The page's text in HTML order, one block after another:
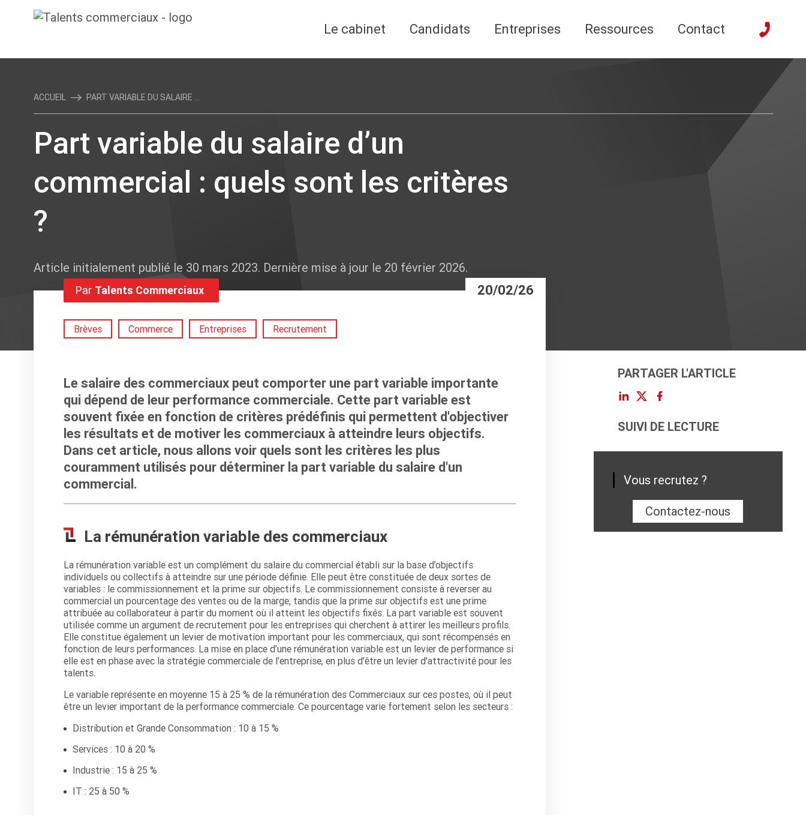
Le cabinet Candidats Entreprises Ressources Contact
ACCUEIL PART VARIABLE DU SALAIRE ...
Part variable du salaire d’un
commercial : quels sont les critères
?
Article initialement publié le 30 mars 2023. Dernière mise à jour le 20 février 2026.
20/02/26
Par Talents Commerciaux
Brèves Commerce Entreprises Recrutement
Le salaire des commerciaux peut comporter une part variable importante
qui dépend de leur performance commerciale. Cette part variable est
souvent fixée en fonction de critères prédéfinis qui permettent d'objectiver
les résultats et de motiver les commerciaux à atteindre leurs objectifs.
Dans cet article, nous allons voir quels sont les critères les plus
couramment utilisés pour déterminer la part variable du salaire d'un
commercial.
La rémunération variable des commerciaux
La rémunération variable est un complément du salaire du commercial établi sur la base d’objectifs
individuels ou collectifs à atteindre sur une période définie. Elle peut être constituée de deux sortes de
variables : le commissionnement et la prime sur objectifs. Le commissionnement consiste à reverser au
commercial un pourcentage des ventes ou de la marge, tandis que la prime sur objectifs est une prime
attribuée au collaborateur à partir du moment où il atteint les objectifs fixés. La part variable est souvent
utilisée comme un argument de recrutement pour les entreprises qui cherchent à attirer les meilleurs profils.
Elle constitue également un levier de motivation important pour les commerciaux, qui sont récompensés en
fonction de leurs performances. La mise en place d’une rémunération variable est un levier de performance si
elle est en phase avec la stratégie commerciale de l’entreprise, en plus d’être un levier d’attractivité pour les
talents.
Le variable représente en moyenne 15 à 25 % de la rémunération des Commerciaux sur ces postes, où il peut
être un levier important de la performance commerciale. Ce pourcentage varie fortement selon les secteurs :
Distribution et Grande Consommation : 10 à 15 %
Services : 10 à 20 %
Industrie : 15 à 25 %
IT : 25 à 50 %
PARTAGER L'ARTICLE
SUIVI DE LECTURE
Vous recrutez ?
Contactez-nous